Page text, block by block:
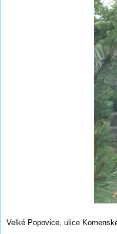
Velké Popovice, ulice